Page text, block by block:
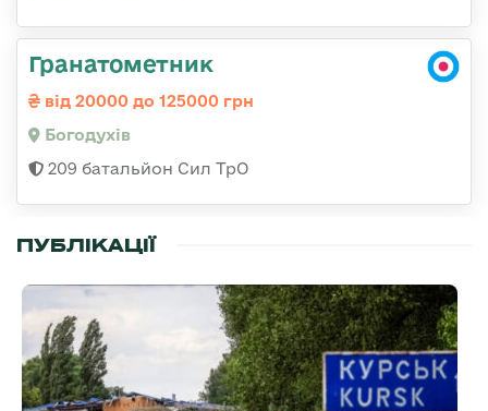
Гранатометник
від 20000 до 125000 грн
Богодухів
209 батальйон Сил ТрО
ПУБЛІКАЦІЇ